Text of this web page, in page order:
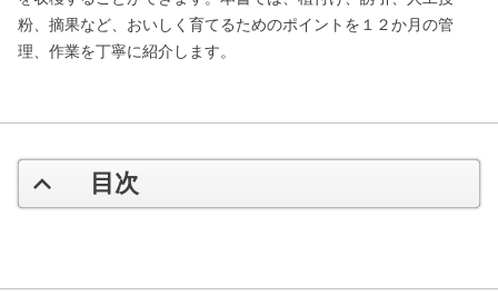
粉、摘果など、おいしく育てるためのポイントを１２か月の管
理、作業を丁寧に紹介します。
目次